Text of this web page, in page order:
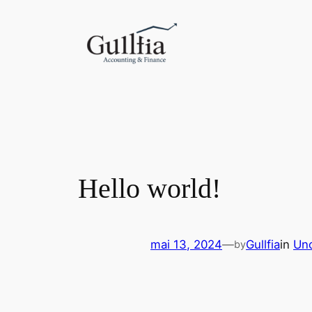
Hello world!
mai 13, 2024—byGullfiain